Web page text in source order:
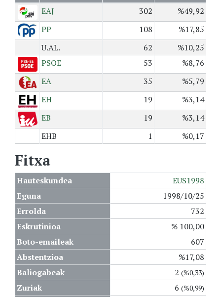
EAJ
302
%49,92
PP
108
%17,85
U.AL.
62
%10,25
PSOE
53
%8,76
EA
35
%5,79
EH
19
%3,14
EB
19
%3,14
EHB
1 %0,17
Fitxa
Hauteskundea
EUS1998
Eguna
1998/10/25
Errolda
732
Eskrutinioa
% 100,00
Boto-emaileak
607
Abstentzioa
%17,08
Baliogabeak
2 (%0,33)
Zuriak 6 (%0,99)